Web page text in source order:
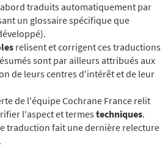
traduits automatiquement par
un glossaire spécifique que
relisent et corrigent ces traductions
sont par ailleurs attribués aux
de leurs centres d'intérêt et de leur
de l'équipe Cochrane France relit
l'aspect et termestechniques.
traduction fait une dernière relecture